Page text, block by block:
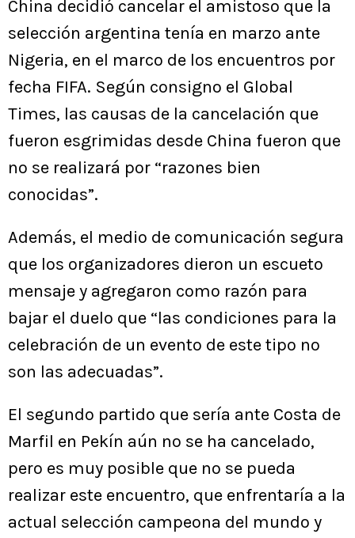
China decidió cancelar el amistoso que la
selección argentina tenía en marzo ante
Nigeria, en el marco de los encuentros por
fecha FIFA. Según consigno el Global
Times, las causas de la cancelación que
fueron esgrimidas desde China fueron que
no se realizará por “razones bien
conocidas”.
Además, el medio de comunicación segura
que los organizadores dieron un escueto
mensaje y agregaron como razón para
bajar el duelo que “las condiciones para la
celebración de un evento de este tipo no
son las adecuadas”.
El segundo partido que sería ante Costa de
Marfil en Pekín aún no se ha cancelado,
pero es muy posible que no se pueda
realizar este encuentro, que enfrentaría a la
actual selección campeona del mundo y